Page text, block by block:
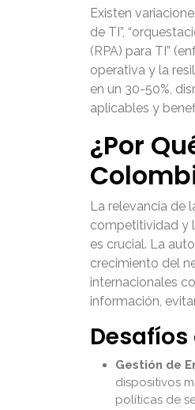
Existen
de TI”,
(RPA) para TI”
operativa y la
en un 30-50%,
aplicables y
¿Por
La relevancia de
competitividad y
es crucial. La
crecimiento del
internacionales
información,
Gestión de
dispositivos
políticas de